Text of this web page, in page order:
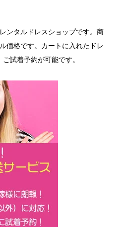
ンタルドレスショップです。商
価格です。カートに入れたドレ
ご試着予約が可能です。